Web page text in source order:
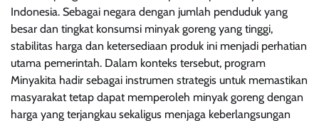
Indonesia. Sebagai negara dengan jumlah penduduk yang
besar dan tingkat konsumsi minyak goreng yang tinggi,
stabilitas harga dan ketersediaan produk ini menjadi perhatian
utama pemerintah. Dalam konteks tersebut, program
Minyakita hadir sebagai instrumen strategis untuk memastikan
masyarakat tetap dapat memperoleh minyak goreng dengan
harga yang terjangkau sekaligus menjaga keberlangsungan